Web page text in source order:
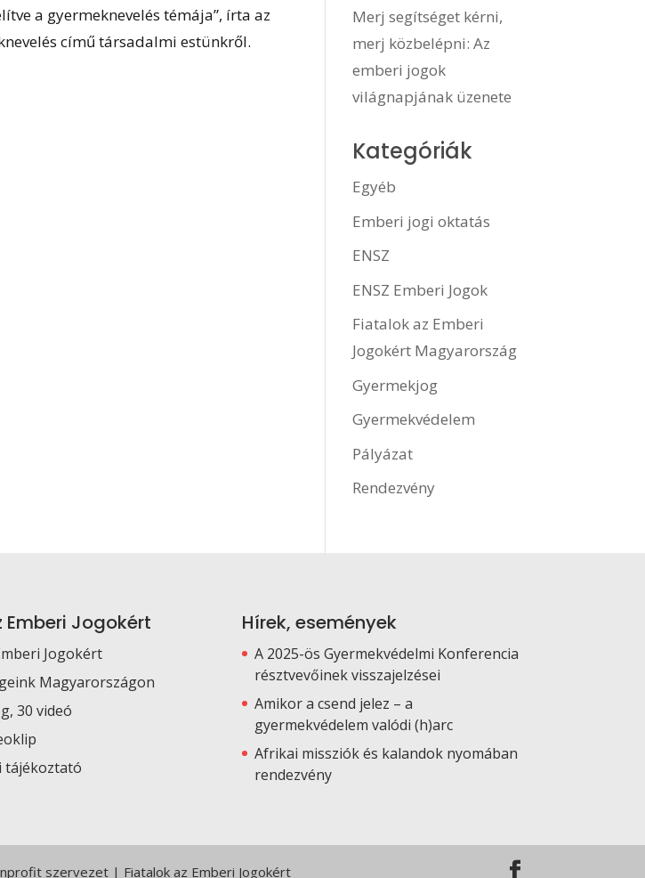
a gyermeknevelés témája”, írta az
című társadalmi estünkről.
Merj segítséget kérni,
merj közbelépni: Az
emberi jogok
világnapjának üzenete
Kategóriák
Egyéb
Emberi jogi oktatás
ENSZ
ENSZ Emberi Jogok
Fiatalok az Emberi
Jogokért Magyarország
Gyermekjog
Gyermekvédelem
Pályázat
Rendezvény
Emberi Jogokért
Jogokért
Magyarországon
30 videó
tájékoztató
Hírek, események
A 2025-ös Gyermekvédelmi Konferencia
résztvevőinek visszajelzései
Amikor a csend jelez – a
gyermekvédelem valódi (h)arc
Afrikai missziók és kalandok nyomában
rendezvény
szervezet | Fiatalok az Emberi Jogokért